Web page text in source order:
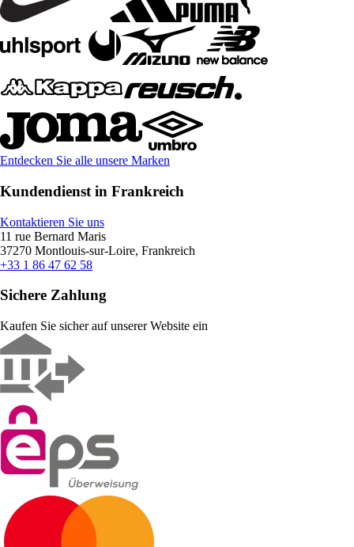
Entdecken Sie alle unsere Marken
Kundendienst in Frankreich
Kontaktieren Sie uns
11 rue Bernard Maris
37270 Montlouis-sur-Loire, Frankreich
+33 1 86 47 62 58
Sichere Zahlung
Kaufen Sie sicher auf unserer Website ein